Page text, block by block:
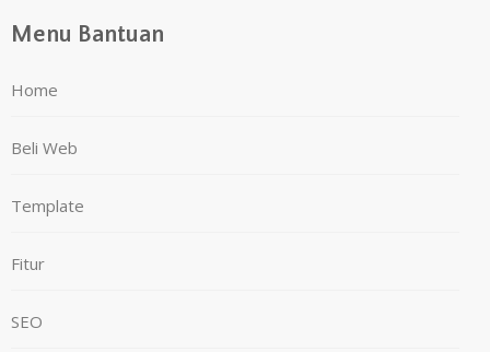
Menu Bantuan
Home
Beli Web
Template
Fitur
SEO